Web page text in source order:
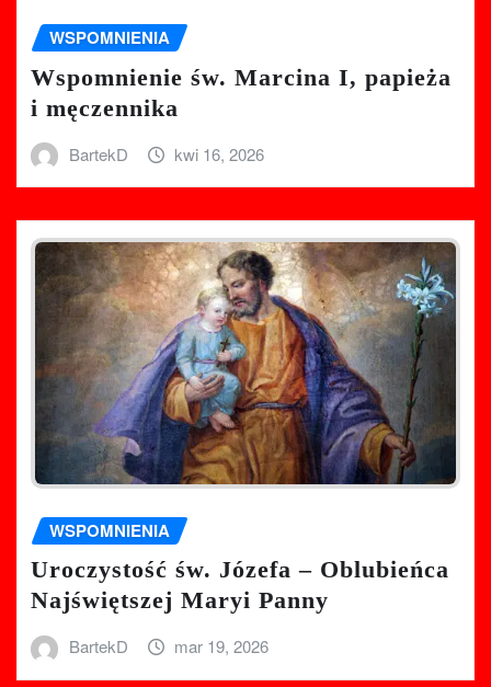
WSPOMNIENIA
Wspomnienie św. Marcina I, papieża
i męczennika
BartekD kwi 16, 2026
WSPOMNIENIA
Uroczystość św. Józefa – Oblubieńca
Najświętszej Maryi Panny
BartekD mar 19, 2026